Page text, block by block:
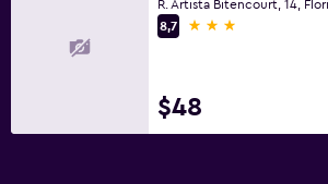
8,7
3 estrellas
$48